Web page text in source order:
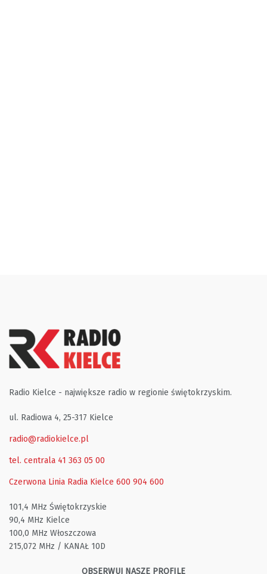
Radio Kielce - największe radio w regionie świętokrzyskim.
ul. Radiowa 4, 25-317 Kielce
radio@radiokielce.pl
tel. centrala 41 363 05 00
Czerwona Linia Radia Kielce 600 904 600
101,4 MHz Świętokrzyskie
90,4 MHz Kielce
100,0 MHz Włoszczowa
215,072 MHz / KANAŁ 10D
OBSERWUJ NASZE PROFILE